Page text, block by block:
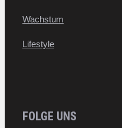
Wachstum
Lifestyle
FOLGE UNS